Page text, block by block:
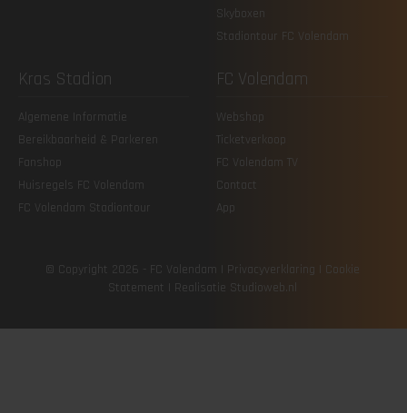
Skyboxen
Stadiontour FC Volendam
Kras Stadion
Algemene Informatie
Bereikbaarheid & Parkeren
Fanshop
Huisregels FC Volendam
FC Volendam Stadiontour
FC Volendam
Webshop
Ticketverkoop
FC Volendam TV
Contact
App
© Copyright 2026 - FC Volendam | Privacy­verklaring | Cookie
Statement
| Realisatie Studioweb.nl